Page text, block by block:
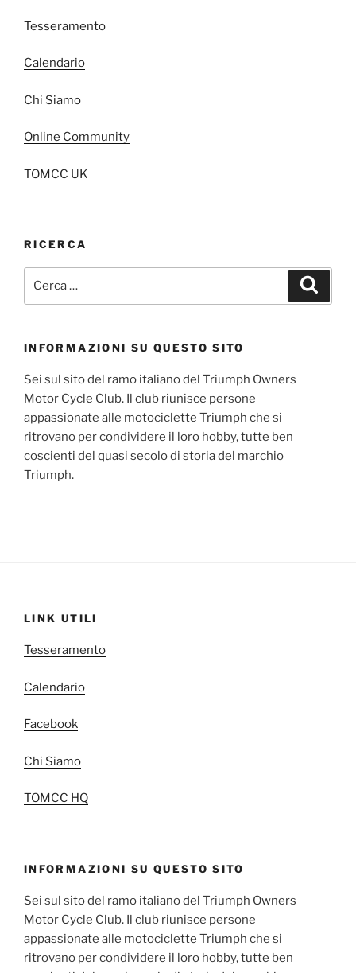
Tesseramento
Calendario
Chi Siamo
Online Community
TOMCC UK
RICERCA
INFORMAZIONI SU QUESTO SITO
Sei sul sito del ramo italiano del Triumph Owners
Motor Cycle Club. Il club riunisce persone
appassionate alle motociclette Triumph che si
ritrovano per condividere il loro hobby, tutte ben
coscienti del quasi secolo di storia del marchio
Triumph.
LINK UTILI
Tesseramento
Calendario
Facebook
Chi Siamo
TOMCC HQ
INFORMAZIONI SU QUESTO SITO
Sei sul sito del ramo italiano del Triumph Owners
Motor Cycle Club. Il club riunisce persone
appassionate alle motociclette Triumph che si
ritrovano per condividere il loro hobby, tutte ben